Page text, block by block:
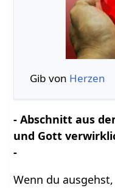
Gib von Herzen
- Abschnitt aus
und Gott
-
Wenn du